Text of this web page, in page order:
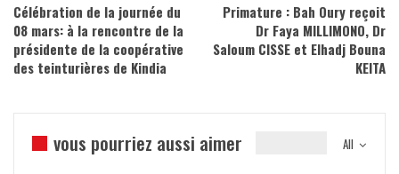
Célébration de la journée du
08 mars: à la rencontre de la
présidente de la coopérative
des teinturières de Kindia
Primature : Bah Oury reçoit
Dr Faya MILLIMONO, Dr
Saloum CISSE et Elhadj Bouna
KEITA
All
vous pourriez aussi aimer